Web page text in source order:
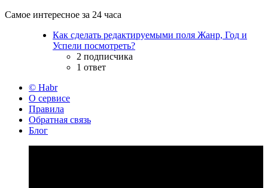
Самое интересное за 24 часа
Как сделать редактируемыми поля Жанр, Год и
Успели посмотреть?
2 подписчика
1 ответ
© Habr
О сервисе
Правила
Обратная связь
Блог